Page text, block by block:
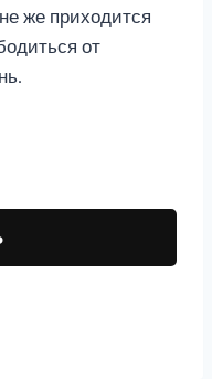
же приходится
от